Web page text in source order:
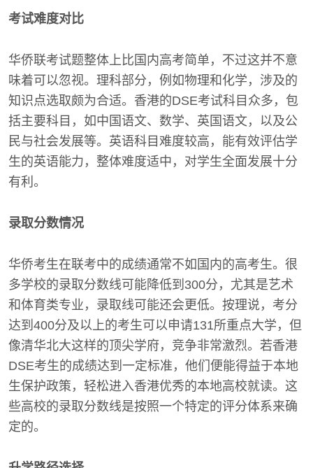
考试难度对比
华侨联考试题整体上比国内高考简单，不过这并不意
味着可以忽视。理科部分，例如物理和化学，涉及的
知识点选取颇为合适。香港的DSE考试科目众多，包
括主要科目，如中国语文、数学、英国语文，以及公
民与社会发展等。英语科目难度较高，能有效评估学
生的英语能力，整体难度适中，对学生全面发展十分
有利。
录取分数情况
华侨考生在联考中的成绩通常不如国内的高考生。很
多学校的录取分数线可能降低到300分，尤其是艺术
和体育类专业，录取线可能还会更低。按理说，考分
达到400分及以上的考生可以申请131所重点大学，但
像清华北大这样的顶尖学府，竞争非常激烈。若香港
DSE考生的成绩达到一定标准，他们便能得益于本地
生保护政策，轻松进入香港优秀的本地高校就读。这
些高校的录取分数线是按照一个特定的评分体系来确
定的。